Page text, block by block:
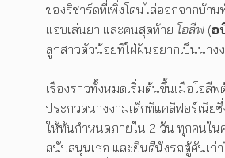
ของริชาร์ดที่เพิ่งโดนไล่ออกจากบ้าน
แอบเล่นยา และคนสุดท้าย โอลีฟ (อ
ลูกสาวตัวน้อยที่ใฝ่ฝันอยากเป็นนาง
เรื่องราวทั้งหมดเริ่มต้นขึ้นเมื่อโอลีฟ
ประกวดนางงามเด็กที่แคลิฟอร์เนียซึ่
ให้ทันกำหนดภายใน 2 วัน ทุกคนใน
สนับสนุนเธอ และยินดีนั่งรถตู้คันเก่